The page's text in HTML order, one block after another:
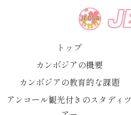
トップ
カンボジアの概要
カンボジアの教育的な課題
アンコール観光付きのスタディツ